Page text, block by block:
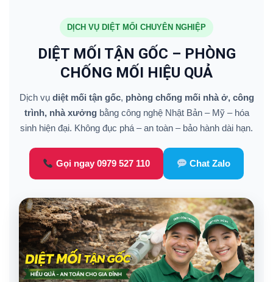
DỊCH VỤ DIỆT MỐI CHUYÊN NGHIỆP
DIỆT MỐI TẬN GỐC – PHÒNG
CHỐNG MỐI HIỆU QUẢ
Dịch vụ diệt mối tận gốc, phòng chống mối nhà ở, công
trình, nhà xưởngbằng công nghệ Nhật Bản – Mỹ – hóa
sinh hiện đại. Không đục phá – an toàn – bảo hành dài hạn.
Gọi ngay 0979 527 110 Chat Zalo